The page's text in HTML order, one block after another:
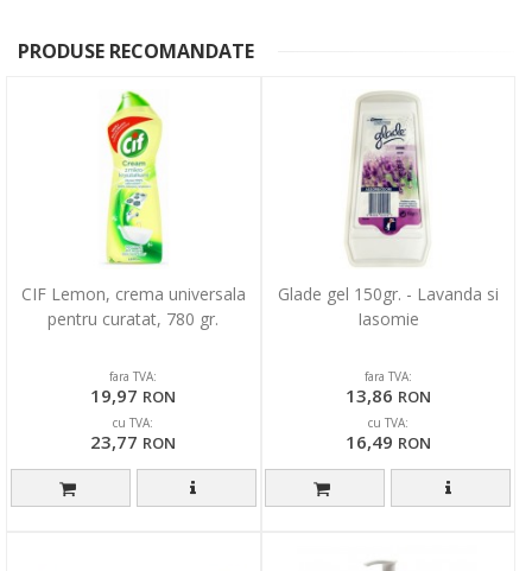
PRODUSE RECOMANDATE
CIF Lemon, crema universala
pentru curatat, 780 gr.
fara TVA:
19,97 RON
cu TVA:
23,77 RON
Glade gel 150gr. - Lavanda si
Iasomie
fara TVA:
13,86 RON
cu TVA:
16,49 RON